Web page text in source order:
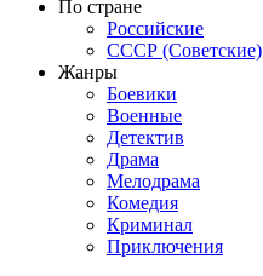
По стране
Российские
СССР (Советские)
Жанры
Боевики
Военные
Детектив
Драма
Мелодрама
Комедия
Криминал
Приключения